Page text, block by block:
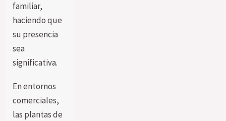
familiar,
haciendo que
su presencia
sea
significativa.
En entornos
comerciales,
las plantas de